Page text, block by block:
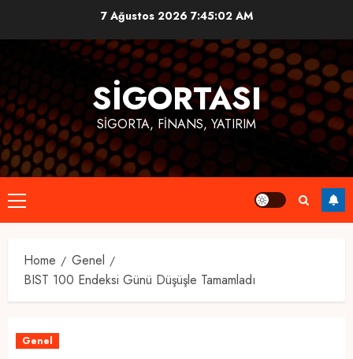
7 Ağustos 2026 7:45:02 AM
SIGORTASI
SIGORTA, FINANS, YATIRIM
Primary
Menu
Home
Genel
BIST 100 Endeksi Günü Düşüşle Tamamladı
Genel